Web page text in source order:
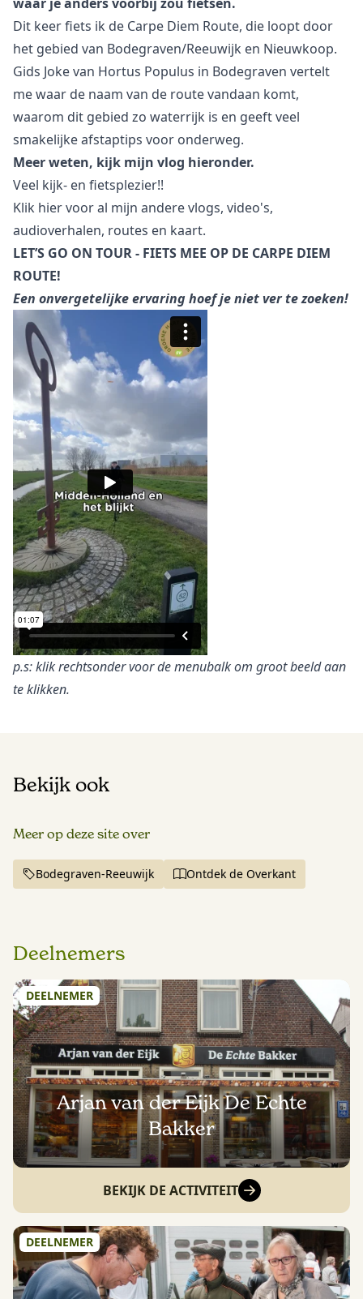
Dit keer fiets ik de Carpe Diem Route, die loopt door
het gebied van Bodegraven/Reeuwijk en Nieuwkoop.
Gids Joke van Hortus Populus in Bodegraven vertelt
me waar de naam van de route vandaan komt,
waarom dit gebied zo waterrijk is en geeft veel
smakelijke afstaptips voor onderweg.
Meer weten, kijk mijn vlog hieronder.
Veel kijk- en fietsplezier!!
Klik hiervoor al mijn andere vlogs, video's,
audioverhalen, routes en kaart.
LET’S GO ON TOUR - FIETS MEE OP DE CARPE DIEM
ROUTE!
Een onvergetelijke ervaring hoef je niet ver te zoeken!
p.s: klik rechtsonder voor de menubalk om groot beeld aan
te klikken.
Bekijk ook
Meer op deze site over
Bodegraven-Reeuwijk Ontdek de Overkant
Deelnemers
DEELNEMER
Arjan van der Eijk De Echte
Bakker
BEKIJK DE ACTIVITEIT
DEELNEMER